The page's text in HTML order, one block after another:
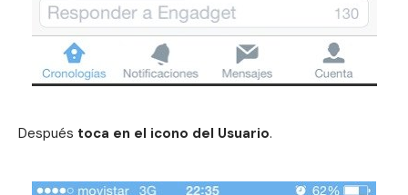
Después toca en el icono del Usuario.